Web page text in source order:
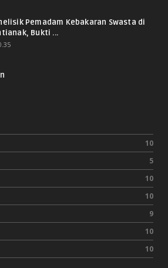
Pemadam Kebakaran Swasta di
Bukti ...
10
5
10
10
9
10
10